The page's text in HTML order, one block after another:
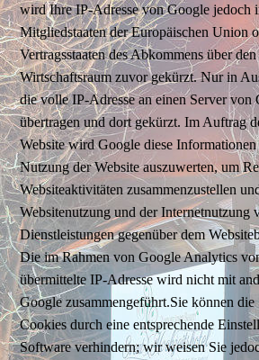
wird Ihre IP-Adresse von Google jedoch
Mitgliedstaaten der Europäischen Union
Vertragsstaaten des Abkommens über
Wirtschaftsraum zuvor gekürzt. Nur in
die volle IP-Adresse an einen Server
übertragen und dort gekürzt. Im Auftrag
Website wird Google diese
Nutzung der Website auszuwerten, um
Websiteaktivitäten zusammenzustellen
Websitenutzung und der Internetnutzung
Dienstleistungen gegenüber dem
Die im Rahmen von Google Analytics
übermittelte IP-Adresse wird nicht mit
Google zusammengeführt.Sie können die
Cookies durch eine entsprechende
Software verhindern; wir weisen Sie